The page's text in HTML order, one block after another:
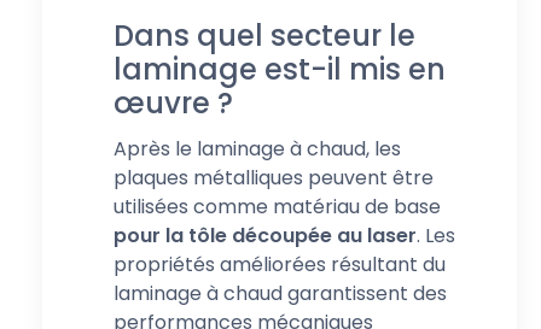
Dans quel secteur le
laminage est-il mis en
œuvre ?
Après le laminage à chaud, les
plaques métalliques peuvent être
utilisées comme matériau de base
pour la tôle découpée au laser. Les
propriétés améliorées résultant du
laminage à chaud garantissent des
performances mécaniques